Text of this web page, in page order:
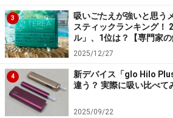
3
吸いごたえが強いと思う
スティックランキング！
ル」、1位は？【専門家の
2025/12/27
4
新デバイス「glo Hilo
違う？ 実際に吸い比べて
2025/09/22